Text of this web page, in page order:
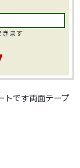
トです両面テープ
きます